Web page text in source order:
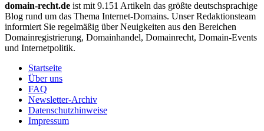
domain-recht.de ist mit 9.151 Artikeln das größte deutschsprachige
Blog rund um das Thema Internet-Domains. Unser Redaktionsteam
informiert Sie regelmäßig über Neuigkeiten aus den Bereichen
Domainregistrierung, Domainhandel, Domainrecht, Domain-Events
und Internetpolitik.
Startseite
Über uns
FAQ
Newsletter-Archiv
Datenschutzhinweise
Impressum